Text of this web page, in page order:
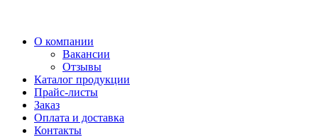
О компании
Вакансии
Отзывы
Каталог продукции
Прайс-листы
Заказ
Оплата и доставка
Контакты